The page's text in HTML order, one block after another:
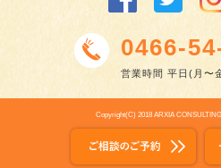
0466-
営業時間 平日(月〜
Copyright(C) 2018 ARXIA